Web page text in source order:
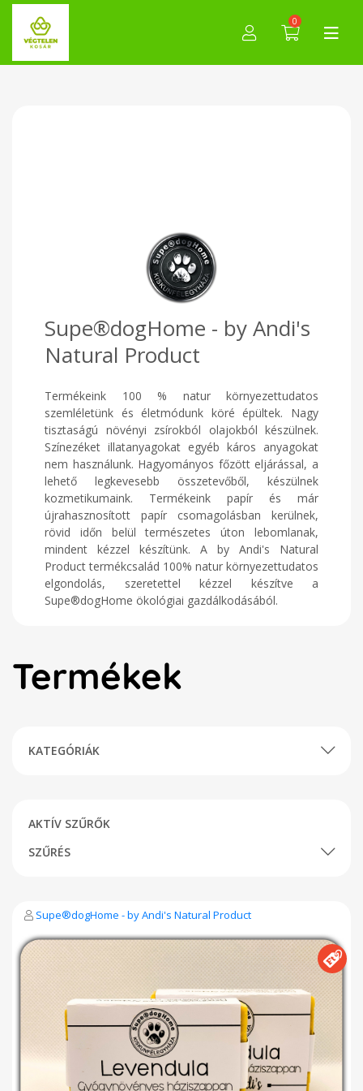
0
Supe®dogHome - by Andi's
Natural Product
Termékeink 100 % natur környezettudatos
szemléletünk és életmódunk köré épültek. Nagy
tisztaságú növényi zsírokból olajokból készülnek.
Színezéket illatanyagokat egyéb káros anyagokat
nem használunk. Hagyományos főzött eljárással, a
lehető legkevesebb összetevőből, készülnek
kozmetikumaink. Termékeink papír és már
újrahasznosított papír csomagolásban kerülnek,
rövid időn belül természetes úton lebomlanak,
mindent kézzel készítünk. A by Andi's Natural
Product termékcsalád 100% natur környezettudatos
elgondolás, szeretettel kézzel készítve a
Supe®dogHome ökológiai gazdálkodásából.
Termékek
KATEGÓRIÁK
AKTÍV SZŰRŐK
SZŰRÉS
Supe®dogHome - by Andi's Natural Product